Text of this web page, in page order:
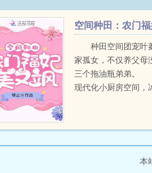
空间种田：农门
又飒叶蓁
种田空间团宠叶
家孤女，不仅养父母
三个拖油瓶弟弟。
现代化小厨房空间，
家致富搞教育，日子
本